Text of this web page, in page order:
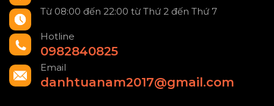
Từ 08:00 đến 22:00 từ Thứ 2 đến Thứ 7
Hotline
0982840825
Email
danhtuanam2017@gmail.com